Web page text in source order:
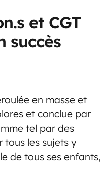
et CGT
succès
en masse et
et conclue par
tel par des
tous les sujets y
de tous ses enfants,